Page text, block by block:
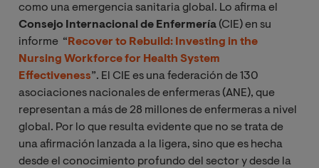
como una emergencia sanitaria global. Lo afirma el
Consejo Internacional de Enfermería (CIE) en su
informe “ Recover to Rebuild: Investing in the
Nursing Workforce for Health System
Effectiveness”. El CIE es una federación de 130
asociaciones nacionales de enfermeras (ANE), que
representan a más de 28 millones de enfermeras a nivel
global. Por lo que resulta evidente que no se trata de
una afirmación lanzada a la ligera, sino que es hecha
desde el conocimiento profundo del sector y desde la